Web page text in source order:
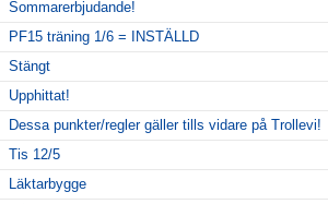
Sommarerbjudande!
PF15 träning 1/6 = INSTÄLLD
Stängt
Upphittat!
Dessa punkter/regler gäller tills vidare på Trollevi!
Tis 12/5
Läktarbygge